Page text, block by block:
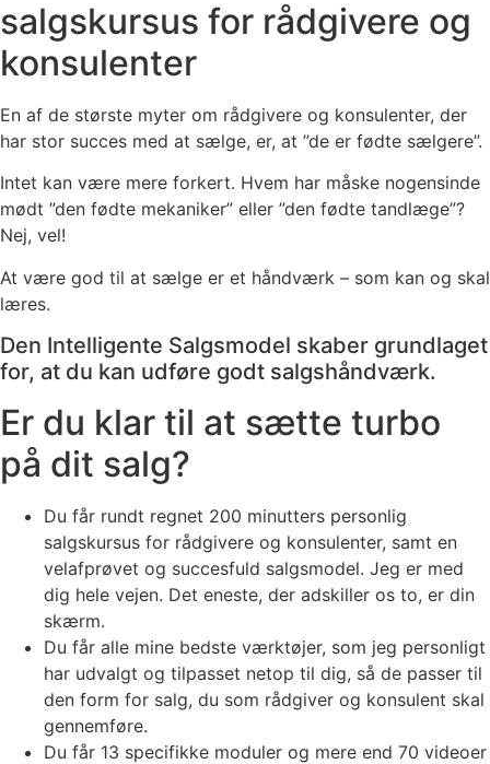
salgskursus for rådgivere og
konsulenter
En af de største myter om rådgivere og konsulenter, der
har stor succes med at sælge, er, at ”de er fødte sælgere”.
Intet kan være mere forkert. Hvem har måske nogensinde
mødt ”den fødte mekaniker” eller ”den fødte tandlæge”?
Nej, vel!
At være god til at sælge er et håndværk – som kan og skal
læres.
Den Intelligente Salgsmodel skaber grundlaget
for, at du kan udføre godt salgshåndværk.
Er du klar til at sætte turbo
på dit salg?
Du får rundt regnet 200 minutters personlig
salgskursus for rådgivere og konsulenter, samt en
velafprøvet og succesfuld salgsmodel. Jeg er med
dig hele vejen. Det eneste, der adskiller os to, er din
skærm.
Du får alle mine bedste værktøjer, som jeg personligt
har udvalgt og tilpasset netop til dig, så de passer til
den form for salg, du som rådgiver og konsulent skal
gennemføre.
Du får 13 specifikke moduler og mere end 70 videoer